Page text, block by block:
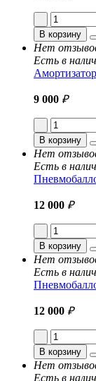
В корзину
Нет
Есть в
9 000 ₽
В корзину
Нет
Есть в
12 000 ₽
В корзину
Нет
Есть в
12 000 ₽
В корзину
Нет
Есть в